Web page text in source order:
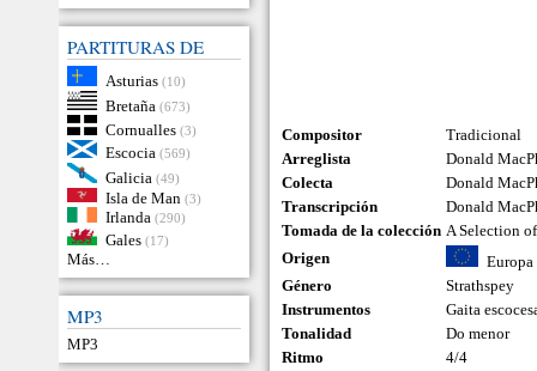
PARTITURAS DE
Asturias (10)
Bretaña (673)
Cornualles (3)
Escocia (569)
Galicia (49)
Isla de Man (3)
Irlanda (290)
Gales (17)
Más…
MP3
MP3
Compositor
Tradicional
Arreglista
Donald
Colecta
Donald
Transcripción
Donald
Tomada de la colección A Selection
Origen
Europa
Género
Strathspey
Instrumentos
Gaita
Tonalidad
Do menor
Ritmo
4/4